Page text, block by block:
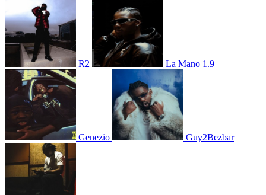
R2 La Mano 1.9
Genezio Guy2Bezbar